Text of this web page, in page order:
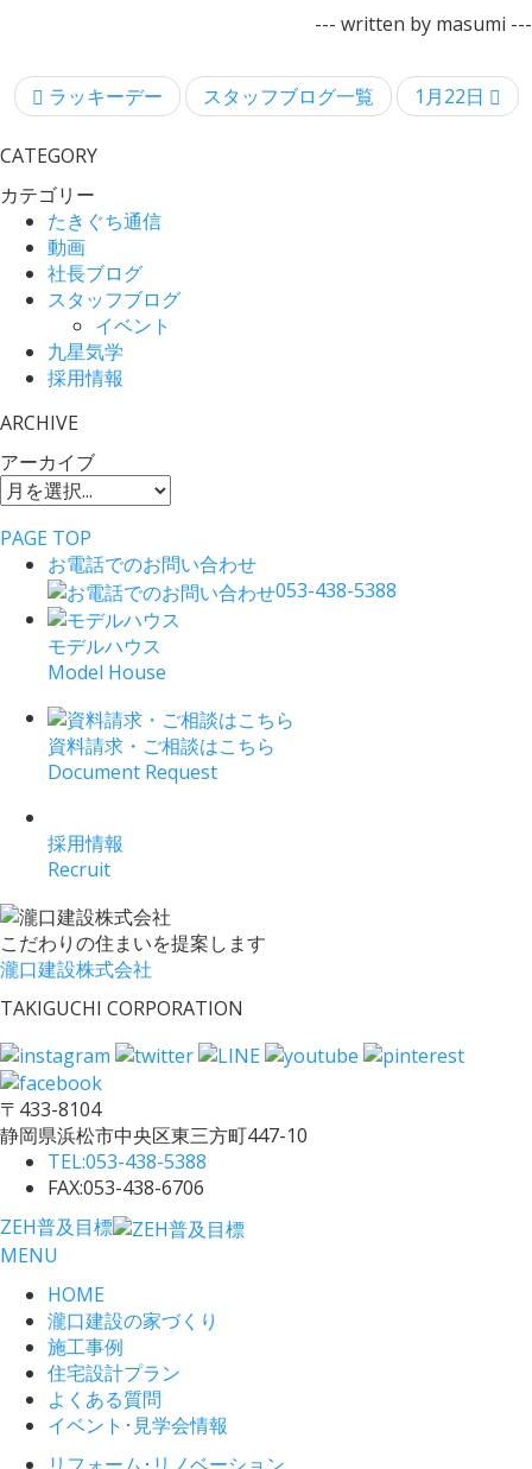
--- written by masumi ---
ラッキーデー スタッフブログ一覧 1月22日
CATEGORY
カテゴリー
たきぐち通信
動画
社長ブログ
スタッフブログ
イベント
九星気学
採用情報
ARCHIVE
アーカイブ
PAGE TOP
お電話でのお問い合わせ
053-438-5388
モデルハウス
Model House
資料請求・ご相談はこちら
Document Request
採用情報
Recruit
こだわりの住まいを提案します
瀧口建設株式会社
TAKIGUCHI CORPORATION
〒433-8104
静岡県浜松市中央区東三方町447-10
TEL:053-438-5388
FAX:053-438-6706
ZEH普及目標
MENU
HOME
瀧口建設の家づくり
施工事例
住宅設計プラン
よくある質問
イベント･見学会情報